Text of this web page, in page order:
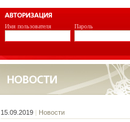
Имя пользователя Пароль
15.09.2019 | Новости